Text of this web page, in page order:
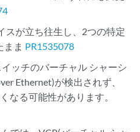
スが立ち往生し、2つの特定
まま PR1535078
ッチのバーチャル シャーシ
Ethernet)が検出されず、
なる可能性があります。